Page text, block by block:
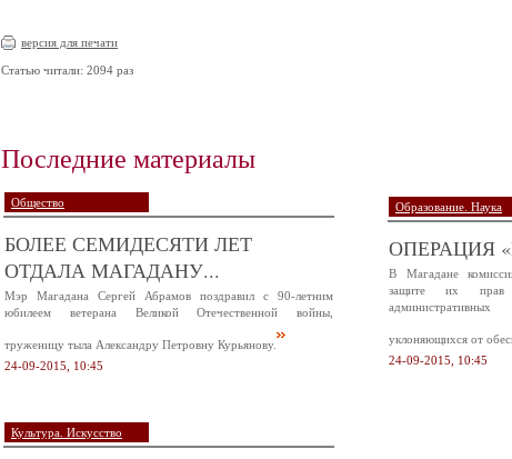
версия для печати
Статью читали: 2094 раз
Последние материалы
Общество
БОЛЕЕ СЕМИДЕСЯТИ ЛЕТ
ОТДАЛА МАГАДАНУ...
Мэр Магадана Сергей Абрамов поздравил с 90-летним
юбилеем ветерана Великой Отечественной войны,
труженицу тыла Александру Петровну Курьянову.
24-09-2015, 10:45
Образование. Наука
ОПЕРАЦИЯ
В Магадане
защите их прав
уклоняющихся от
24-09-2015, 10:45
Культура. Искусство